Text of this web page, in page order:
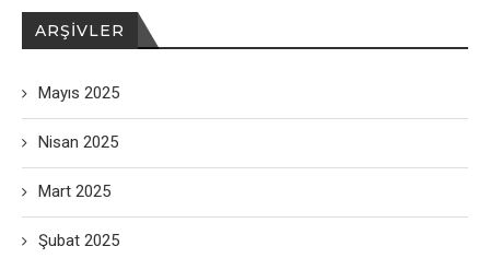
ARŞIVLER
Mayıs 2025
Nisan 2025
Mart 2025
Şubat 2025